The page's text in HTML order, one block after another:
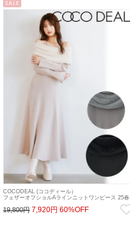
SALE
COCODEAL (ココディール）
フェザーオフショルAラインニットワンピース 25春
19,800円 7,920円 60%OFF